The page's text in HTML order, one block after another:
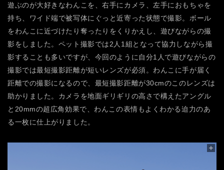
遊ぶのが大好きなわんこを、右手にカメラ、左手におもちゃを
持ち、ワイド端で被写体にぐっと近寄った状態で撮影。ボール
をわんこに近づけたり奪ったりをくりかえし、遊びながらの撮
影をしました。ペット撮影では2人1組となって協力しながら撮
影することも多いですが、今回のように自分1人で遊びながらの
撮影では最短撮影距離が短いレンズが必須。わんこに手が届く
距離での撮影になるので、最短撮影距離が30cmのこのレンズは
助かりました。カメラを地面ギリギリの高さで構えたアングル
と20mmの超広角効果で、わんこの表情もよくわかる迫力のあ
る一枚に仕上がりました。